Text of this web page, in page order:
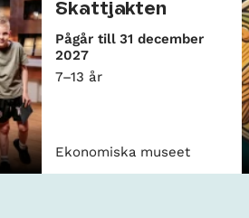
Skattjakten
Pågår till 31 december
2027
7–13 år
Ekonomiska museet